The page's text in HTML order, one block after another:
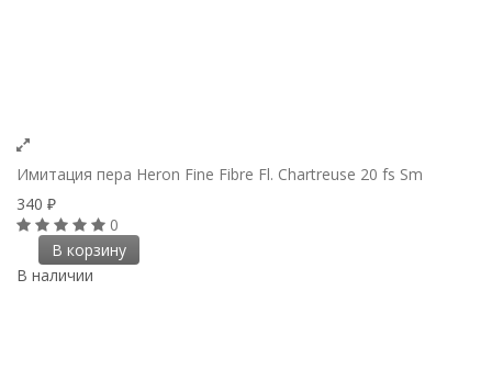
Имитация пера Heron Fine Fibre Fl. Chartreuse 20 fs Sm
340 ₽
0
В корзину
В наличии